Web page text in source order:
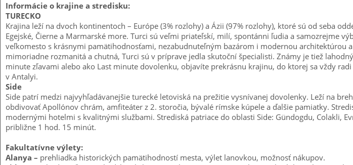
Informácie o krajine a stredisku:
TURECKO
Krajina leží na dvoch kontinentoch – Európe (3% rozlohy) a Ázii (97% rozlohy), ktoré sú od seba
Egejské, Čierne a Marmarské more. Turci sú veľmi priateľskí, milí, spontánni ľudia a samo­zrejme
veľkomesto s krásnymi pamätihodnosťami, nezabudnuteľným bazá­rom i modernou
mimoriadne rozmanitá a chutná, Turci sú v príprave jedla skutoční špecialisti. Známy je tiež
minute zľavami alebo ako Last minute dovolenku, objavíte prekrásnu krajinu, do ktorej sa vždy
v Antalyi.
Side
Side patrí medzi najvyhľadávanejšie turecké letoviská na prežitie vysnívanej dovolenky. Leží na
obdivovať Apollónov chrám, amfiteáter z 2. storočia, bývalé rímske kúpele a ďalšie pamiatky.
modernými hotelmi s kva­litnými službami. Strediská patriace do oblasti Side: Gündogdu, Colakli,
približne 1 hod. 15 minút.
Fakultatívne výlety:
Alanya – prehliadka historických pamätihodností mesta, vý­let lanovkou, možnosť nákupov.